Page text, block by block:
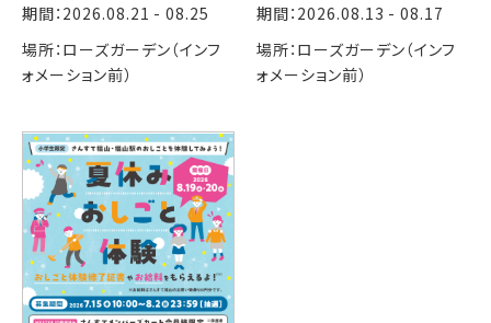
期間：2026.08.21 - 08.25
場所：ローズガーデン（インフ
ォメーション前）
期間：2026.08.13 - 08.17
場所：ローズガーデン（インフ
ォメーション前）